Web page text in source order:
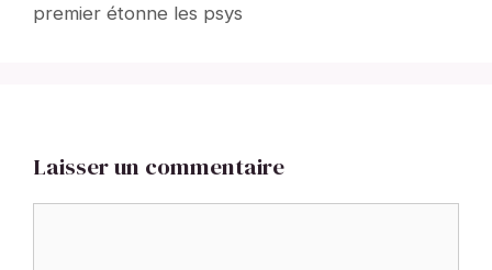
premier étonne les psys
Laisser un commentaire